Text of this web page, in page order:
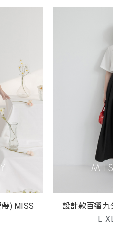
) MISS
設計款百褶
L